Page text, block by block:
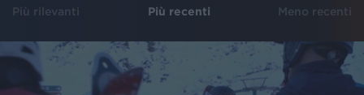
Più rilevanti Più recenti Meno recenti